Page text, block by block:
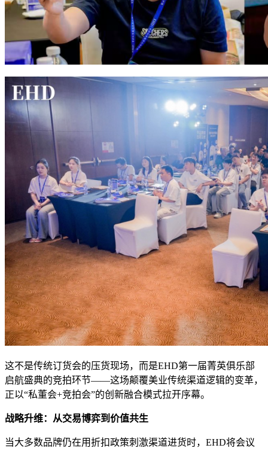
这不是传统订货会的压货现场，而是EHD第一届菁英俱乐部
启航盛典的竞拍环节——这场颠覆美业传统渠道逻辑的变革，
正以“私董会+竞拍会”的创新融合模式拉开序幕。
战略升维：从交易博弈到价值共生
当大多数品牌仍在用折扣政策刺激渠道进货时，EHD将会议